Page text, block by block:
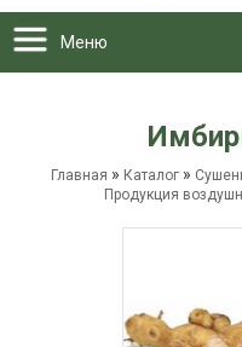
Меню
Главная » Каталог»
Продукция